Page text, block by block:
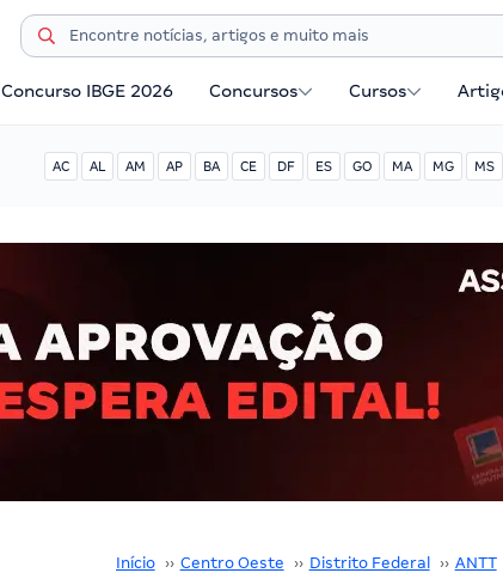
Concurso IBGE 2026 Concursos Cursos
AC AL AM AP BA CE DF ES GO MA MG MS
Início ›› Centro Oeste ›› Distrito Federal ›› ANTT